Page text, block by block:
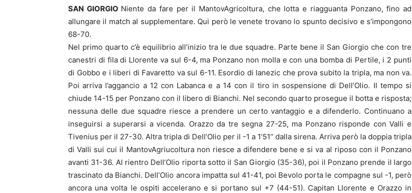
SAN GIORGIO Niente da fare per il MantovAgricoltura, che lotta e riagguanta Ponzano, fino ad
allungare il match al supplementare. Qui però le venete trovano lo spunto decisivo e s’impongono
68-70.
Nel primo quarto c’è equilibrio all’inizio tra le due squadre. Parte bene il San Giorgio che con tre
canestri di fila di Llorente va sul 6-4, ma Ponzano non molla e con una bomba di Pertile, i 2 punti
di Gobbo e i liberi di Favaretto va sul 6-11. Esordio di Ianezic che prova subito la tripla, ma non va.
Poi arriva l’aggancio a 12 con Labanca e a 14 con il tiro in sospensione di Dell’Olio. Il tempo si
chiude 14-15 per Ponzano con il libero di Bianchi. Nel secondo quarto prosegue il botta e risposta;
nessuna delle due squadre riesce a prendere un certo vantaggio e a difenderlo. Continuano a
inseguirsi a superarsi a vicenda. Orazzo da tre segna 27-25, ma Ponzano risponde con Valli e
Tivenius per il 27-30. Altra tripla di Dell’Olio per il -1 a 1’51’’ dalla sirena. Arriva però la doppia tripla
di Valli sui cui il MantovAgriucoltura non riesce a difendere bene e si va al riposo con il Ponzano
avanti 31-36. Al rientro Dell’Olio riporta sotto il San Giorgio (35-36), poi il Ponzano prende il largo
trascinato da Bianchi. Dell’Olio ancora impatta sul 41-41, poi Bevolo porta le compagne sul -1, però
ancora una volta le ospiti accelerano e si portano sul +7 (44-51). Capitan Llorente e Orazzo in